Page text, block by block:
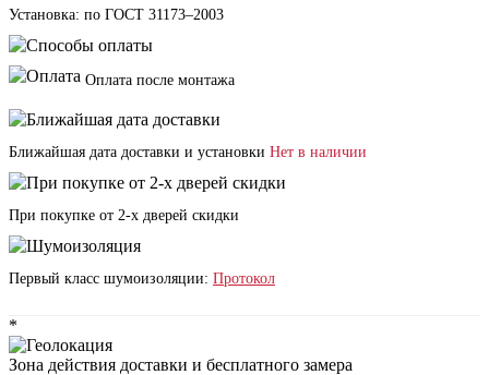
Установка: по ГОСТ 31173–2003
Оплата после монтажа
Ближайшая дата доставки и установки Нет в наличии
При покупке от 2-х дверей скидки
Первый класс шумоизоляции: Протокол
*
Зона действия доставки и бесплатного замера